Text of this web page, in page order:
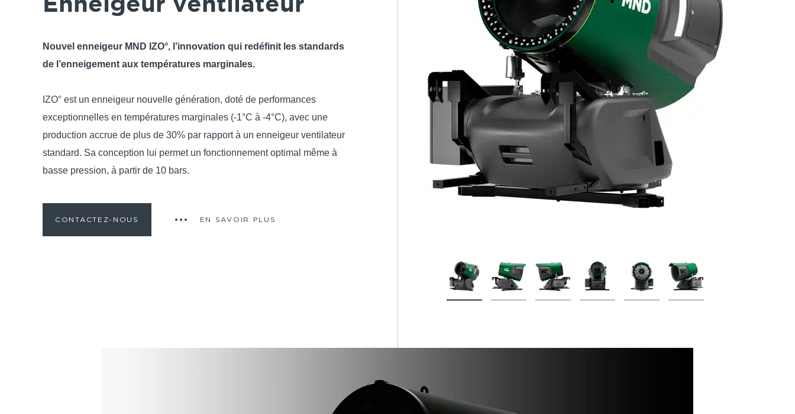
Enneigeur ventilateur
Nouvel enneigeur MND IZO°, l’innovation qui redéfinit les standards
de l’enneigement aux températures marginales.
IZO° est un enneigeur nouvelle génération, doté de performances
exceptionnelles en températures marginales (-1°C à -4°C), avec une
production accrue de plus de 30% par rapport à un enneigeur ventilateur
standard. Sa conception lui permet un fonctionnement optimal même à
basse pression, à partir de 10 bars.
CONTACTEZ-NOUS EN SAVOIR PLUS